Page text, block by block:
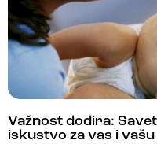
Važnost dodira:
iskustvo za vas i